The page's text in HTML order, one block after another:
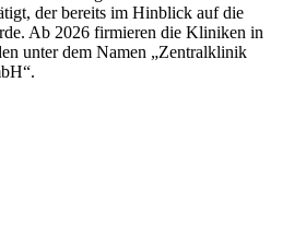
der bereits im Hinblick auf die
Ab 2026 firmieren die Kliniken in
unter dem Namen „Zentralklinik